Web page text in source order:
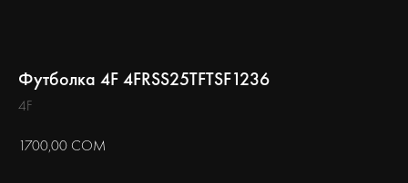
Футболка 4F 4FRSS25TFTSF1236
4F
1700,00 СОМ